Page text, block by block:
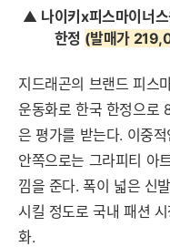
▲ 나이키x피스마이너
한정 (발매가
지드래곤의 브랜드 피스
운동화로 한국 한정으로
은 평가를 받는다. 이중
안쪽으로는 그라피티 아
낌을 준다. 폭이 넓은 신
시킬 정도로 국내 패션
화.